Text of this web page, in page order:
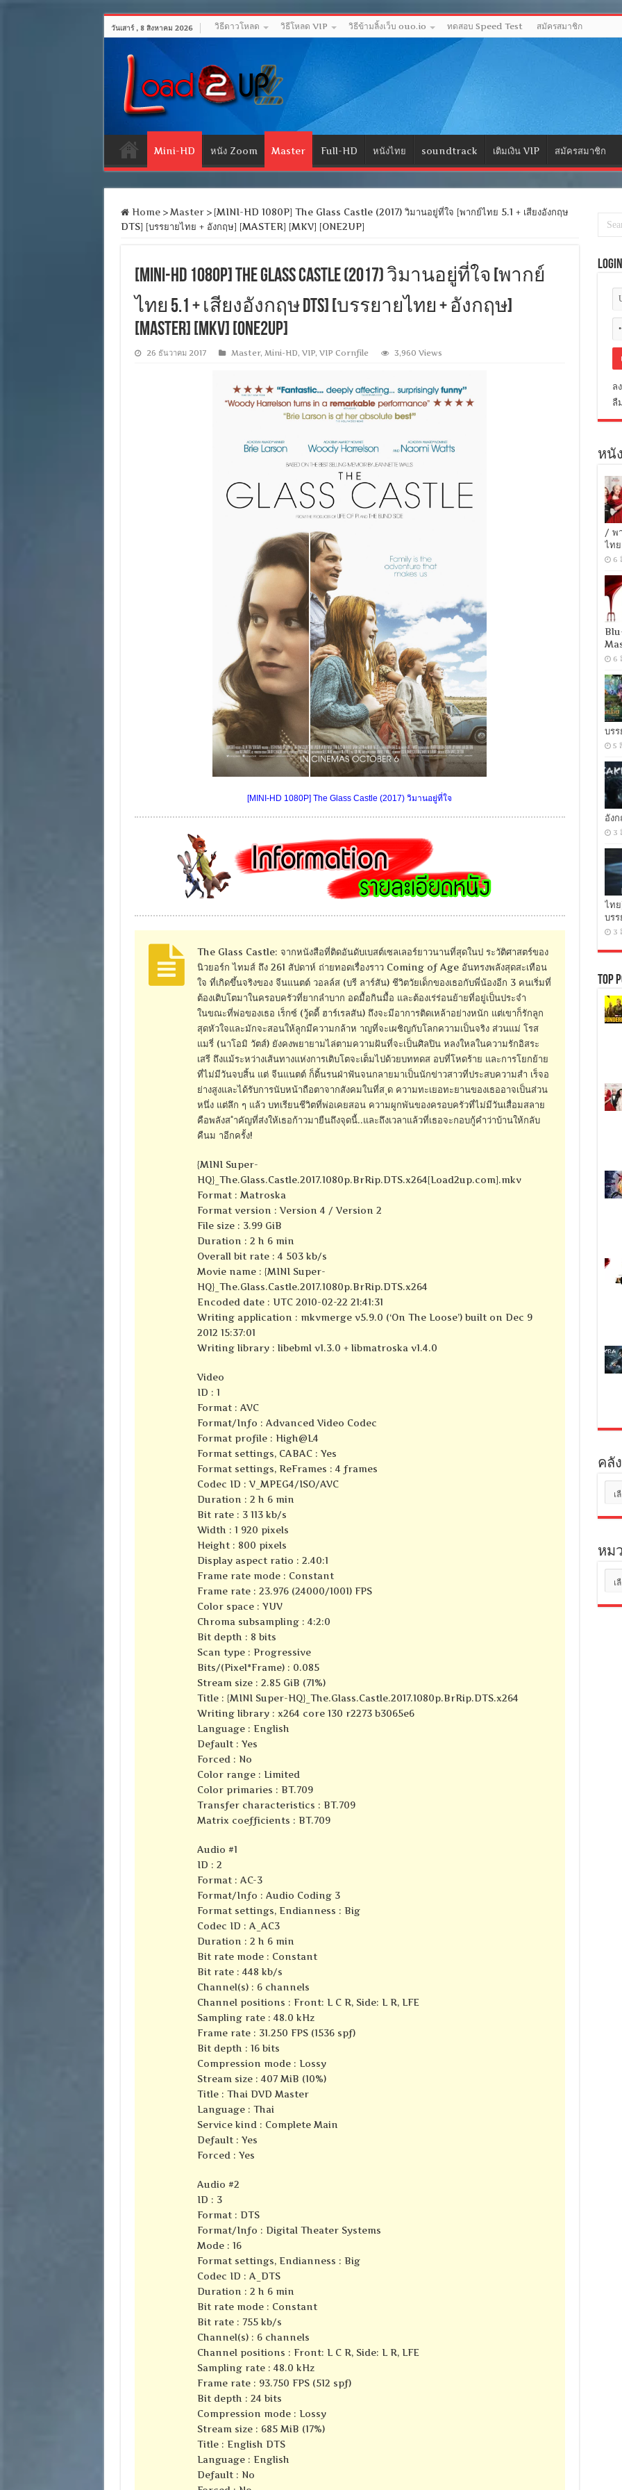
วันเสาร์ , 8 สิงหาคม 2026 วิธีดาวโหลด วิธีโหลด VIP วิธีข้ามลิ้งเว็บ ouo.io ทดสอบ Speed Test สมัครสมาชิก
Mini-HD หนัง Zoom Master Full-HD หนังไทย soundtrack เติมเงิน VIP สมัครสมาชิก
Home > Master > [MINI-HD 1080P] The Glass Castle (2017) วิมานอยู่ที่ใจ [พากย์ไทย 5.1 + เสียงอังกฤษ
DTS] [บรรยายไทย + อังกฤษ] [MASTER] [MKV] [ONE2UP]
[MINI-HD 1080P] The Glass Castle (2017) วิมานอยู่ที่ใจ [พากย์
ไทย 5.1 + เสียงอังกฤษ DTS] [บรรยายไทย + อังกฤษ]
[MASTER] [MKV] [ONE2UP]
26 ธันวาคม 2017 Master, Mini-HD, VIP, VIP Cornfile 3,960 Views
[MINI-HD 1080P] The Glass Castle (2017) วิมานอยู่ที่ใจ
The Glass Castle: จากหนังสือที่ติดอันดับเบสต์เซลเลอร์ยาวนานที่สุดในป ระวัติศาสตร์ของ
นิวยอร์ก ไทมส์ ถึง 261 สัปดาห์ ถ่ายทอดเรื่องราว Coming of Age อันทรงพลังสุดสะเทือน
ใจ ที่เกิดขึ้นจริงของ จีนแนตต์ วอลล์ส (บรี ลาร์สัน) ชีวิตวัยเด็กของเธอกับพี่น้องอีก 3 คนเริ่มที่
ต้องเติบโตมาในครอบครัวที่ยากลำบาก อดมื้อกินมื้อ และต้องเร่ร่อนย้ายที่อยู่เป็นประจำ
ในขณะที่พ่อของเธอ เร็กซ์ (วู้ดดี้ ฮาร์เรลสัน) ถึงจะมีอาการติดเหล้าอย่างหนัก แต่เขาก็รักลูก
สุดหัวใจและมักจะสอนให้ลูกมีความกล้าห าญที่จะเผชิญกับโลกความเป็นจริง ส่วนแม่ โรส
แมรี่ (นาโอมิ วัตส์) ยังคงพยายามไล่ตามความฝันที่จะเป็นศิลปิน หลงใหลในความรักอิสระ
เสรี ถึงแม้ระหว่างเส้นทางแห่งการเติบโตจะเต็มไปด้วยบททดส อบที่โหดร้าย และการโยกย้าย
ที่ไม่มีวันจบสิ้น แต่ จีนแนตต์ ก็ดิ้นรนฝ่าฟันจนกลายมาเป็นนักข่าวสาวที่ประสบความสำ เร็จอ
ย่างสูงและได้รับการนับหน้าถือตาจากสังคมในที่ส ุด ความทะเยอทะยานของเธออาจเป็นส่วน
หนึ่ง แต่ลึก ๆ แล้ว บทเรียนชีวิตที่พ่อเคยสอน ความผูกพันของครอบครัวที่ไม่มีวันเสื่อมสลาย
คือพลังส ำคัญที่ส่งให้เธอก้าวมายืนถึงจุดนี้..และถึงเวลาแล้วที่เธอจะกอบกู้คำว่าบ้านให้กลับ
คืนม าอีกครั้ง!
{MINI Super-
HQ}_The.Glass.Castle.2017.1080p.BrRip.DTS.x264[Load2up.com].mkv
Format : Matroska
Format version : Version 4 / Version 2
File size : 3.99 GiB
Duration : 2 h 6 min
Overall bit rate : 4 503 kb/s
Movie name : {MINI Super-
HQ}_The.Glass.Castle.2017.1080p.BrRip.DTS.x264
Encoded date : UTC 2010-02-22 21:41:31
Writing application : mkvmerge v5.9.0 (‘On The Loose’) built on Dec 9
2012 15:37:01
Writing library : libebml v1.3.0 + libmatroska v1.4.0
Video
ID : 1
Format : AVC
Format/Info : Advanced Video Codec
Format profile : High@L4
Format settings, CABAC : Yes
Format settings, ReFrames : 4 frames
Codec ID : V_MPEG4/ISO/AVC
Duration : 2 h 6 min
Bit rate : 3 113 kb/s
Width : 1 920 pixels
Height : 800 pixels
Display aspect ratio : 2.40:1
Frame rate mode : Constant
Frame rate : 23.976 (24000/1001) FPS
Color space : YUV
Chroma subsampling : 4:2:0
Bit depth : 8 bits
Scan type : Progressive
Bits/(Pixel*Frame) : 0.085
Stream size : 2.85 GiB (71%)
Title : {MINI Super-HQ}_The.Glass.Castle.2017.1080p.BrRip.DTS.x264
Writing library : x264 core 130 r2273 b3065e6
Language : English
Default : Yes
Forced : No
Color range : Limited
Color primaries : BT.709
Transfer characteristics : BT.709
Matrix coefficients : BT.709
Audio #1
ID : 2
Format : AC-3
Format/Info : Audio Coding 3
Format settings, Endianness : Big
Codec ID : A_AC3
Duration : 2 h 6 min
Bit rate mode : Constant
Bit rate : 448 kb/s
Channel(s) : 6 channels
Channel positions : Front: L C R, Side: L R, LFE
Sampling rate : 48.0 kHz
Frame rate : 31.250 FPS (1536 spf)
Bit depth : 16 bits
Compression mode : Lossy
Stream size : 407 MiB (10%)
Title : Thai DVD Master
Language : Thai
Service kind : Complete Main
Default : Yes
Forced : Yes
Audio #2
ID : 3
Format : DTS
Format/Info : Digital Theater Systems
Mode : 16
Format settings, Endianness : Big
Codec ID : A_DTS
Duration : 2 h 6 min
Bit rate mode : Constant
Bit rate : 755 kb/s
Channel(s) : 6 channels
Channel positions : Front: L C R, Side: L R, LFE
Sampling rate : 48.0 kHz
Frame rate : 93.750 FPS (512 spf)
Bit depth : 24 bits
Compression mode : Lossy
Stream size : 685 MiB (17%)
Title : English DTS
Language : English
Default : No
Login
ล
ลื
หนั
/ พ
ไท
6
6
บร
5
อัง
3
ไท
บร
3
Top
คลั
เก็บ
หม
หมู่